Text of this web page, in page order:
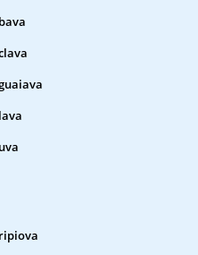
bava
lava
uva
ripiova